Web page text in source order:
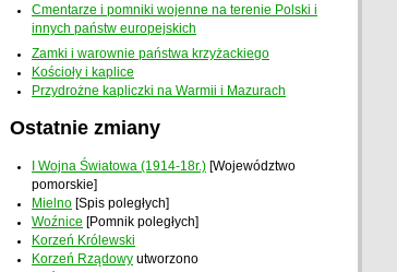
Cmentarze i pomniki wojenne na terenie Polski i
innych państw europejskich
Zamki i warownie państwa krzyżackiego
Kościoły i kaplice
Przydrożne kapliczki na Warmii i Mazurach
Ostatnie zmiany
I Wojna Światowa (1914-18r.) [Województwo
pomorskie]
Mielno [Spis poległych]
Woźnice [Pomnik poległych]
Korzeń Królewski
Korzeń Rządowy utworzono